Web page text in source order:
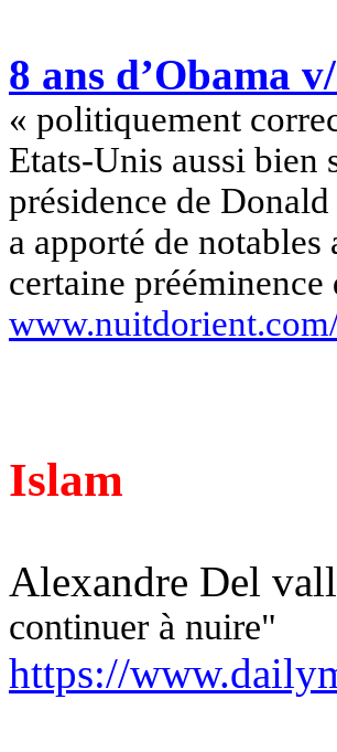
8 ans d’Obama
« politiquement
Etats-Unis aussi bien
présidence de Donald
a apporté de
certaine
Islam
Alexandre Del
continuer à nuire"
https://